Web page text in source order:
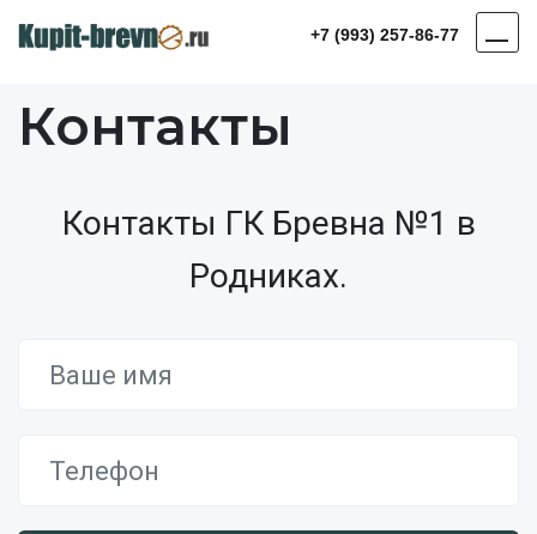
+7 (993) 257-86-77
Контакты
Контакты ГК Бревна №1 в
Родниках.